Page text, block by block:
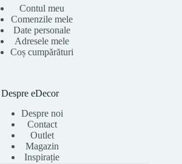
Contul meu
Comenzile mele
Date personale
Adresele mele
Coș cumpărături
Despre eDecor
Despre noi
Contact
Outlet
Magazin
Inspirație